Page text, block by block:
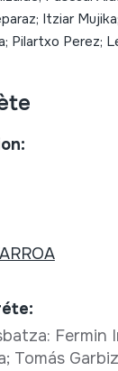
Itziar
Pilartxo Perez;
Fermin
Tomás